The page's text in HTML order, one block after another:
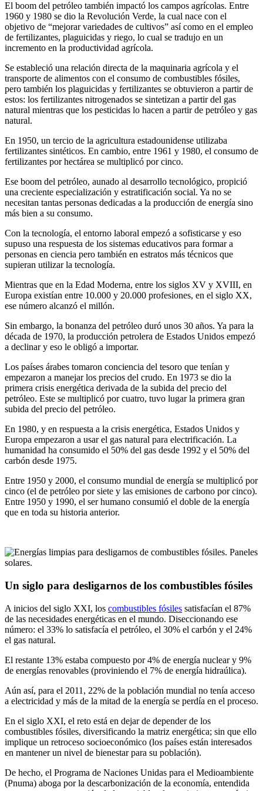
El boom del petróleo también impactó los campos agrícolas. Entre
1960 y 1980 se dio la Revolución Verde, la cual nace con el
objetivo de “mejorar variedades de cultivos” así como en el empleo
de fertilizantes, plaguicidas y riego, lo cual se tradujo en un
incremento en la productividad agrícola.
Se estableció una relación directa de la maquinaria agrícola y el
transporte de alimentos con el consumo de combustibles fósiles,
pero también los plaguicidas y fertilizantes se obtuvieron a partir de
estos: los fertilizantes nitrogenados se sintetizan a partir del gas
natural mientras que los pesticidas lo hacen a partir de petróleo y gas
natural.
En 1950, un tercio de la agricultura estadounidense utilizaba
fertilizantes sintéticos. En cambio, entre 1961 y 1980, el consumo de
fertilizantes por hectárea se multiplicó por cinco.
Ese boom del petróleo, aunado al desarrollo tecnológico, propició
una creciente especialización y estratificación social. Ya no se
necesitan tantas personas dedicadas a la producción de energía sino
más bien a su consumo.
Con la tecnología, el entorno laboral empezó a sofisticarse y eso
supuso una respuesta de los sistemas educativos para formar a
personas en ciencia pero también en estratos más técnicos que
supieran utilizar la tecnología.
Mientras que en la Edad Moderna, entre los siglos XV y XVIII, en
Europa existían entre 10.000 y 20.000 profesiones, en el siglo XX,
ese número alcanzó el millón.
Sin embargo, la bonanza del petróleo duró unos 30 años. Ya para la
década de 1970, la producción petrolera de Estados Unidos empezó
a declinar y eso le obligó a importar.
Los países árabes tomaron conciencia del tesoro que tenían y
empezaron a manejar los precios del crudo. En 1973 se dio la
primera crisis energética derivada de la subida del precio del
petróleo. Este se multiplicó por cuatro, tuvo lugar la primera gran
subida del precio del petróleo.
En 1980, y en respuesta a la crisis energética, Estados Unidos y
Europa empezaron a usar el gas natural para electrificación. La
humanidad ha consumido el 50% del gas desde 1992 y el 50% del
carbón desde 1975.
Entre 1950 y 2000, el consumo mundial de energía se multiplicó por
cinco (el de petróleo por siete y las emisiones de carbono por cinco).
Entre 1950 y 1990, el ser humano consumió el doble de la energía
que en toda su historia anterior.
Un siglo para desligarnos de los combustibles fósiles
A inicios del siglo XXI, los combustibles fósiles satisfacían el 87%
de las necesidades energéticas en el mundo. Diseccionando ese
número: el 33% lo satisfacía el petróleo, el 30% el carbón y el 24%
el gas natural.
El restante 13% estaba compuesto por 4% de energía nuclear y 9%
de energías renovables (proviniendo el 7% de energía hidraúlica).
Aún así, para el 2011, 22% de la población mundial no tenía acceso
a electricidad y más de la mitad de la energía se perdía en el proceso.
En el siglo XXI, el reto está en dejar de depender de los
combustibles fósiles, diversificando la matriz energética; sin que ello
implique un retroceso socioeconómico (los países están interesados
en mantener un nivel de bienestar para su población).
De hecho, el Programa de Naciones Unidas para el Medioambiente
(Pnuma) aboga por la descarbonización de la economía, entendida